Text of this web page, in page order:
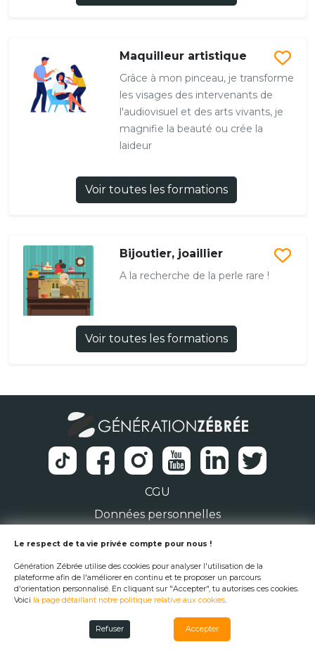
Maquilleur artistique
Grâce à mon pinceau, je transforme
les visages des intervenants de
l'audiovisuel et des arts vivants, je
magnifie la beauté ou crée la
laideur
Voir toutes les formations
Bijoutier, joaillier
A la recherche de la perle rare !
Voir toutes les formations
CGU
Données personnelles
1 Rue de la Noë 44300 Nantes
team@generationzebree.fr
© Génération Zébrée 2026
Le respect de ta vie privée compte pour nous !
Génération Zébrée utilise des cookies pour analyser l'utilisation de la
plateforme afin de l'améliorer en continu et te proposer un parcours
d'orientation personnalisé. En cliquant sur "Accepter", tu autorises ces cookies.
Voici la page détaillant notre politique relative aux cookies.
Refuser Accepter